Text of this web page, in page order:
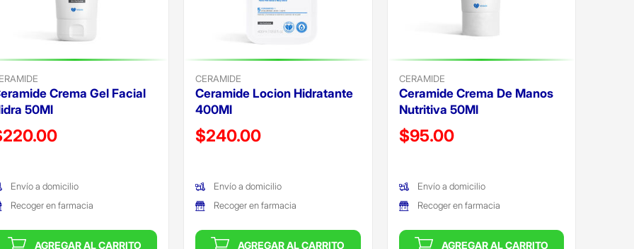
Crema Gel Facial
50Ml
reducido de
Envío a domicilio
Recoger en farmacia
AGREGAR AL CARRITO
CERAMIDE
Ceramide Locion Hidratante
400Ml
Precio reducido de
$240.00
Envío a domicilio
Recoger en farmacia
AGREGAR AL CARRITO
CERAMIDE
Ceramide Crema De Manos
Nutritiva 50Ml
Precio reducido de
$95.00
Envío a domicilio
Recoger en farmacia
AGREGAR AL CARRITO